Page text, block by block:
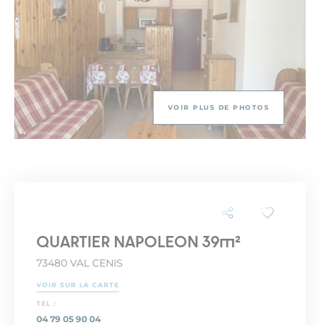
VOIR PLUS DE PHOTOS
QUARTIER NAPOLEON 39m²
73480 VAL CENIS
VOIR SUR LA CARTE
TEL :
04 79 05 90 04